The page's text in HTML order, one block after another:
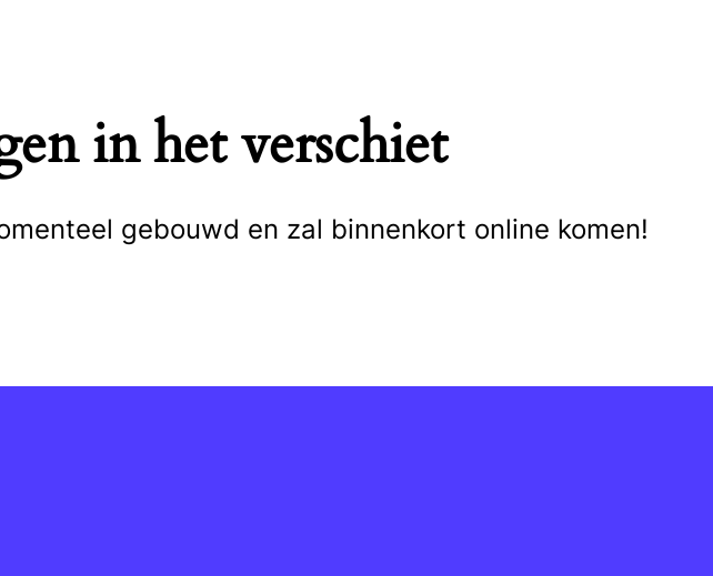
in het verschiet
gebouwd en zal binnenkort online komen!